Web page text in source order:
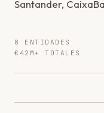
Santander,
8 ENTIDADES
€42M+ TOTALES